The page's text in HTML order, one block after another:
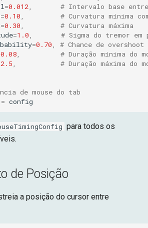
=0.012,
# Intervalo base entre
=0.10,
# Curvatura mínima
=0.30,
# Curvatura máxima
=1.0,
# Sigma do tremor
=0.70,
# Chance de overshoot
0.08,
# Duração mínima do
2.5,
# Duração máxima do
de mouse do tab
= config
para todos os
de Posição
a posição do cursor entre